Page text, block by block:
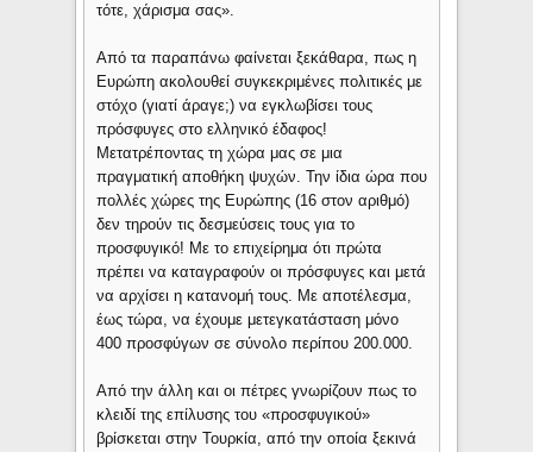
τότε, χάρισμα σας».
Από τα παραπάνω φαίνεται ξεκάθαρα, πως η
Ευρώπη ακολουθεί συγκεκριμένες πολιτικές με
στόχο (γιατί άραγε;) να εγκλωβίσει τους
πρόσφυγες στο ελληνικό έδαφος!
Μετατρέποντας τη χώρα μας σε μια
πραγματική αποθήκη ψυχών. Την ίδια ώρα που
πολλές χώρες της Ευρώπης (16 στον αριθμό)
δεν τηρούν τις δεσμεύσεις τους για το
προσφυγικό! Με το επιχείρημα ότι πρώτα
πρέπει να καταγραφούν οι πρόσφυγες και μετά
να αρχίσει η κατανομή τους. Με αποτέλεσμα,
έως τώρα, να έχουμε μετεγκατάσταση μόνο
400 προσφύγων σε σύνολο περίπου 200.000.
Από την άλλη και οι πέτρες γνωρίζουν πως το
κλειδί της επίλυσης του «προσφυγικού»
βρίσκεται στην Τουρκία, από την οποία ξεκινά